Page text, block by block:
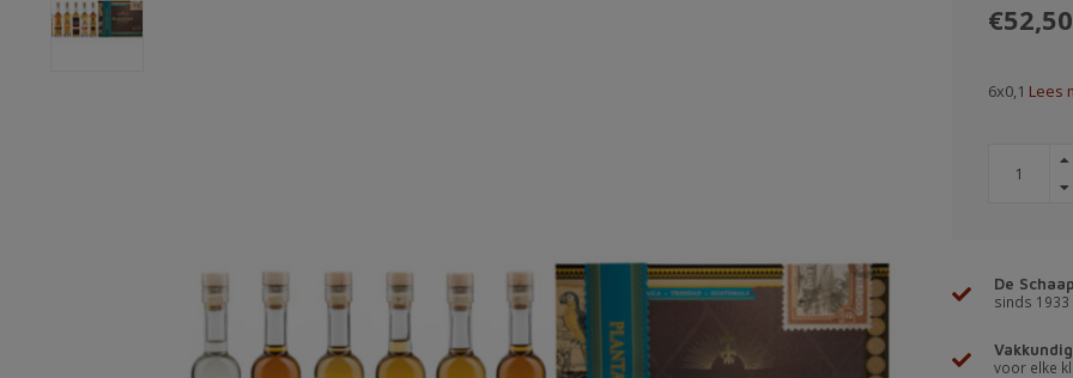
€52,50
6x0,1 Lees
De
sinds 1933
voor elke